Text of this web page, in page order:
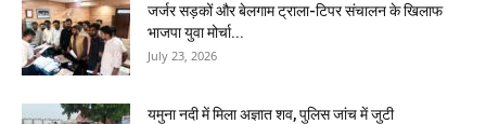
जर्जर सड़कों और बेलगाम ट्राला-टिपर संचालन के खिलाफ
भाजपा युवा मोर्चा...
July 23, 2026
यमुना नदी में मिला अज्ञात शव, पुलिस जांच में जुटी